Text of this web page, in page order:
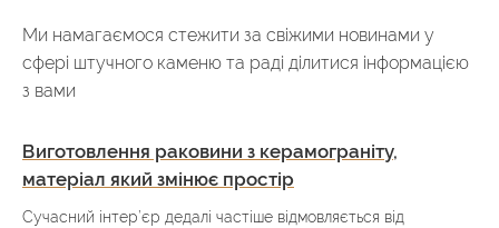
Ми намагаємося стежити за свіжими новинами у
сфері штучного каменю та раді ділитися інформацією
з вами
Виготовлення раковини з керамограніту,
матеріал який змінює простір
Сучасний інтер’єр дедалі частіше відмовляється від